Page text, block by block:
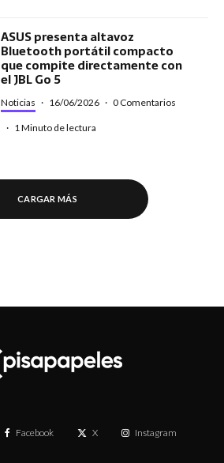
ASUS presenta altavoz
Bluetooth portátil compacto
que compite directamente con
el JBL Go 5
Noticias · 16/06/2026 · 0 Comentarios
· 1 Minuto de lectura
CARGAR MÁS
Facebook X Instagram